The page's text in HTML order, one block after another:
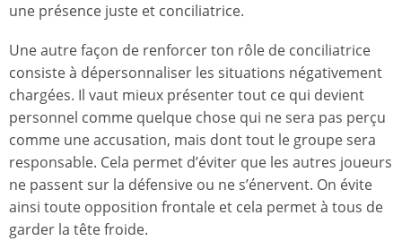
une présence juste et conciliatrice.
Une autre façon de renforcer ton rôle de conciliatrice
consiste à dépersonnaliser les situations négativement
chargées. Il vaut mieux présenter tout ce qui devient
personnel comme quelque chose qui ne sera pas perçu
comme une accusation, mais dont tout le groupe sera
responsable. Cela permet d’éviter que les autres joueurs
ne passent sur la défensive ou ne s’énervent. On évite
ainsi toute opposition frontale et cela permet à tous de
garder la tête froide.